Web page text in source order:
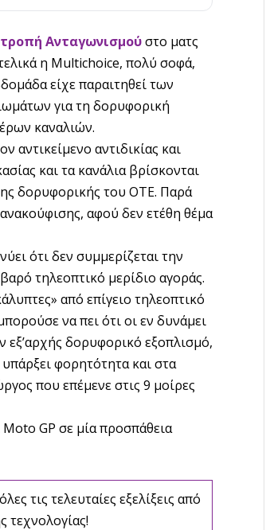
Ανταγωνισμούστο ματς
η Multichoice, πολύ σοφά,
είχε παραιτηθεί των
για τη δορυφορική
καναλιών.
αντικείμενο αντιδικίας και
και τα κανάλια βρίσκονται
δορυφορικής του OTE. Παρά
αφού δεν ετέθη θέμα
ότι δεν συμμερίζεται την
τηλεοπτικό μερίδιο αγοράς.
από επίγειο τηλεοπτικό
να πει ότι οι εν δυνάμει
εξ’αρχής δορυφορικό εξοπλισμό,
φορητότητα και στα
που επέμενε στις 9 μοίρες
GP σε μία προσπάθεια
τις τελευταίες εξελίξεις από
τεχνολογίας!